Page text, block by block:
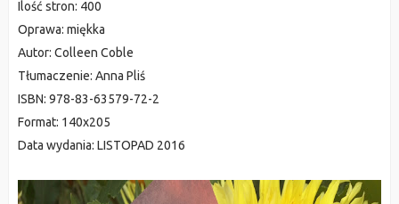
Ilość stron: 400
Oprawa: miękka
Autor: Colleen Coble
Tłumaczenie: Anna Pliś
ISBN: 978-83-63579-72-2
Format: 140x205
Data wydania: LISTOPAD 2016